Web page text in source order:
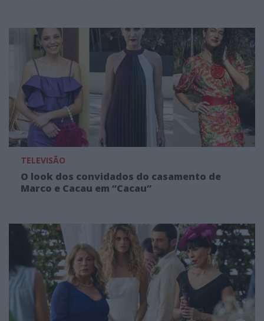
TELEVISÃO
O look dos convidados do casamento de
Marco e Cacau em “Cacau”